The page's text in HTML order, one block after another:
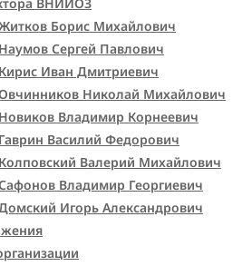
Борис Михайлович
Наумов Сергей Павлович
Кирис Иван Дмитриевич
Николай Михайлович
Новиков Владимир Корнеевич
Гаврин Василий Федорович
Колповский Валерий Михайлович
Владимир Георгиевич
Игорь Александрович